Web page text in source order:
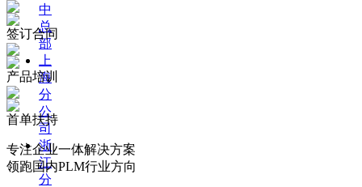
中
总
部
上
海
分
公
司
浙
江
分
签订合同
产品培训
首单扶持
专注企业一体解决方案
领跑国内PLM行业方向